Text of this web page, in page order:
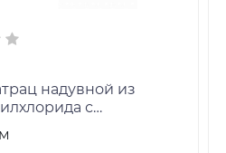
надувной из
с
из флока. Размер
см, ремкоплект,